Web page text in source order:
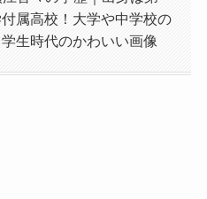
属高校！大学や中学校の
生時代のかわいい画像